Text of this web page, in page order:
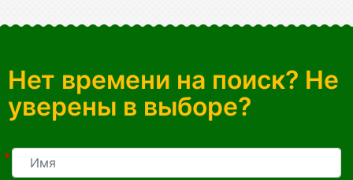
Нет времени на поиск? Не
уверены в выборе?
*